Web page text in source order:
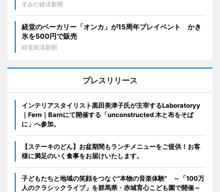
すみだ経済新聞
経堂のベーカリー「オンカ」が15周年プレイベント かき
氷を500円で販売
経堂経済新聞
プレスリリース
インテリアスタイリスト黒田美津子氏が主宰するLaboratoryy
｜Fern｜Barnにて開催する「unconstructed 木と布をそば
に」へ参加。
【ステーキのどん】お盆期間もランチメニューをご提供！お客
様に満足のいく食事をお届けいたします。
子どもたちと地域の笑顔をつなぐ"本物の音楽体験" ～「100万
人のクラシックライブ」を群馬県・赤城育心こども園で開催～